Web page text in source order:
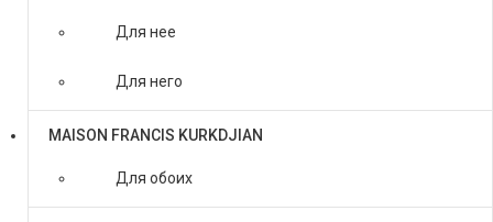
Для нее
Для него
MAISON FRANCIS KURKDJIAN
Для обоих